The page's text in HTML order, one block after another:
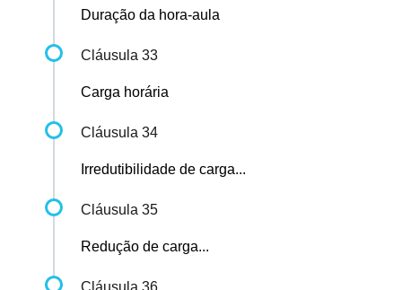
Duração da hora-aula
Cláusula 33
Carga horária
Cláusula 34
Irredutibilidade de carga...
Cláusula 35
Redução de carga...